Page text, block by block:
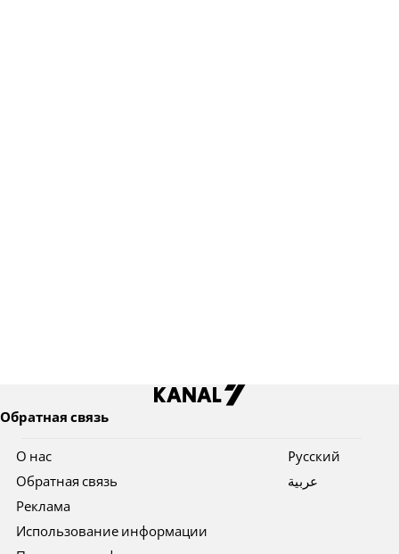
Обратная связь
О нас
Обратная связь
Реклама
Использование информации
Pусский
عربية